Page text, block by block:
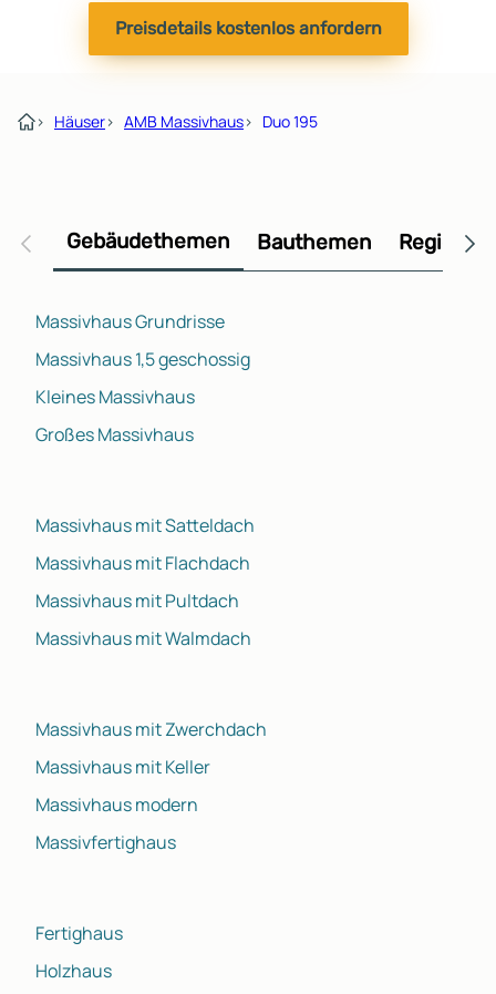
Preisdetails kostenlos anfordern
› Häuser› AMB Massivhaus› Duo 195
Gebäudethemen Bauthemen
Massivhaus Grundrisse
Massivhaus 1,5 geschossig
Kleines Massivhaus
Großes Massivhaus
Massivhaus mit Satteldach
Massivhaus mit Flachdach
Massivhaus mit Pultdach
Massivhaus mit Walmdach
Massivhaus mit Zwerchdach
Massivhaus mit Keller
Massivhaus modern
Massivfertighaus
Fertighaus
Holzhaus